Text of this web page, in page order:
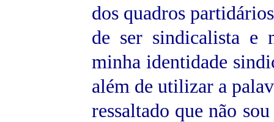
dos quadros
de ser sindicalista e
minha identidade
além de utilizar a
ressaltado que não